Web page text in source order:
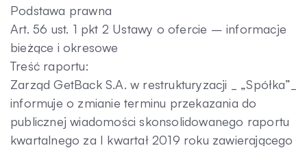
Podstawa prawna
Art. 56 ust. 1 pkt 2 Ustawy o ofercie – informacje
bieżące i okresowe
Treść raportu:
Zarząd GetBack S.A. w restrukturyzacji _ „Spółka”_
informuje o zmianie terminu przekazania do
publicznej wiadomości skonsolidowanego raportu
kwartalnego za I kwartał 2019 roku zawierającego